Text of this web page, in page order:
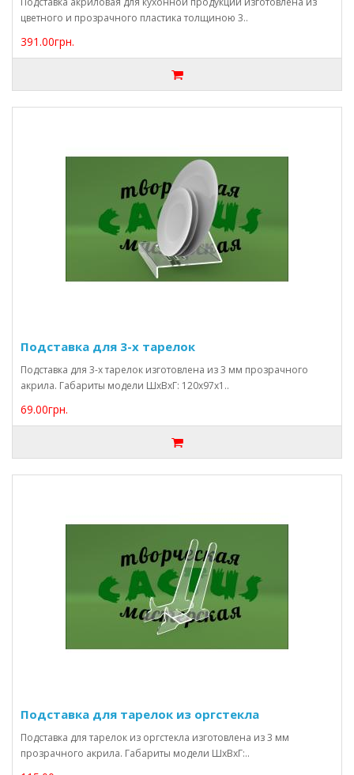
цветного и прозрачного пластика толщиною 3..
391.00грн.
Подставка для 3-х тарелок
Подставка для 3-х тарелок изготовлена из 3 мм прозрачного
акрила. Габариты модели ШхВхГ: 120х97х1..
69.00грн.
Подставка для тарелок из оргстекла
Подставка для тарелок из оргстекла изготовлена из 3 мм
прозрачного акрила. Габариты модели ШхВхГ:..